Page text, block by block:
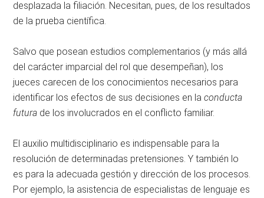
desplazada la filiación. Necesitan, pues, de los resultados
de la prueba científica.
Salvo que posean estudios complementarios (y más allá
del carácter imparcial del rol que desempeñan), los
jueces carecen de los conocimientos necesarios para
identificar los efectos de sus decisiones en laconducta
futura de los involucrados en el conflicto familiar.
El auxilio multidisciplinario es indispensable para la
resolución de determinadas pretensiones. Y también lo
es para la adecuada gestión y dirección de los procesos.
Por ejemplo, la asistencia de especialistas de lenguaje es